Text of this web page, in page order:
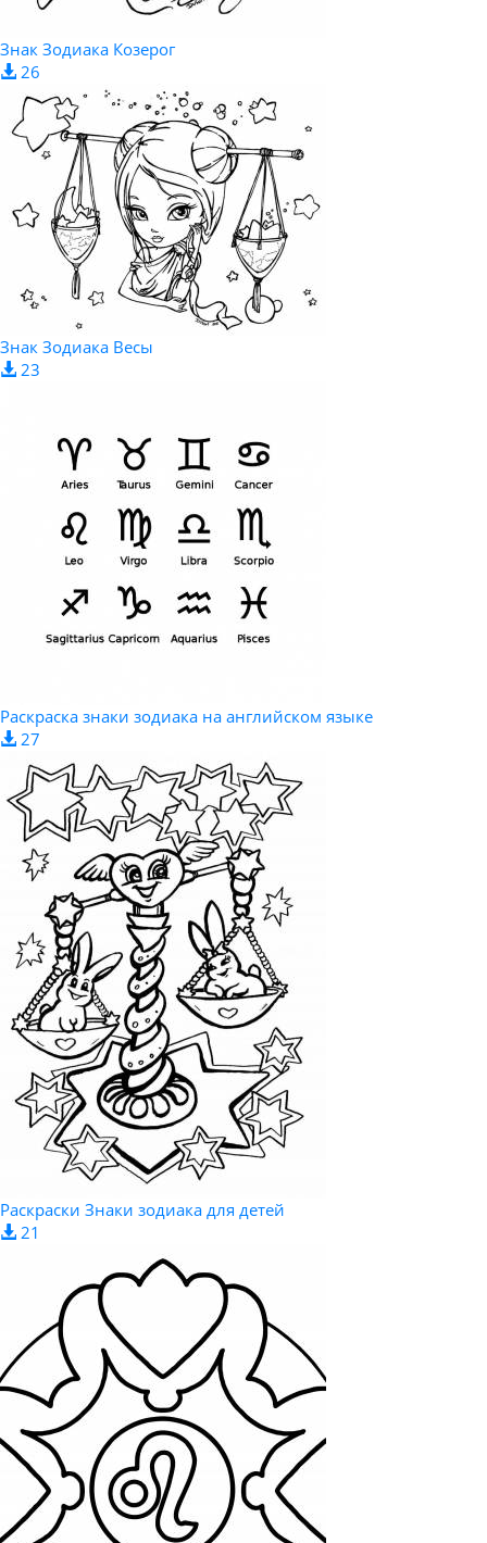
Знак Зодиака Козерог
26
Знак Зодиака Весы
23
Раскраска знаки зодиака на английском языке
27
Раскраски Знаки зодиака для детей
21